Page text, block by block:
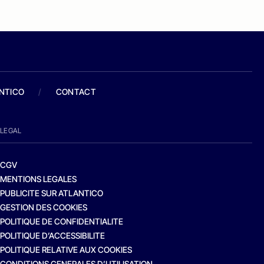
/ CONTACT
LEGAL
CGV
MENTIONS LEGALES
PUBLICITE SUR ATLANTICO
GESTION DES COOKIES
POLITIQUE DE CONFIDENTIALITE
POLITIQUE D’ACCESSIBILITE
POLITIQUE RELATIVE AUX COOKIES